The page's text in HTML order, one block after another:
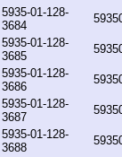
5935-01-128-
3684
5935-01-128-
3685
5935-01-128-
3686
5935-01-128-
3687
5935-01-128-
3688